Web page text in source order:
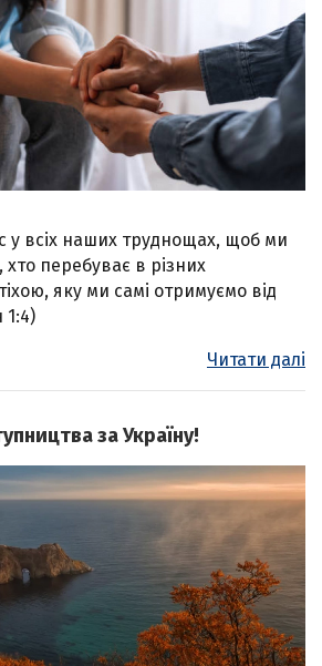
у всіх наших труднощах, щоб ми
хто перебуває в різних
яку ми самі отримуємо від
1:4)
Читати далі
за Україну!